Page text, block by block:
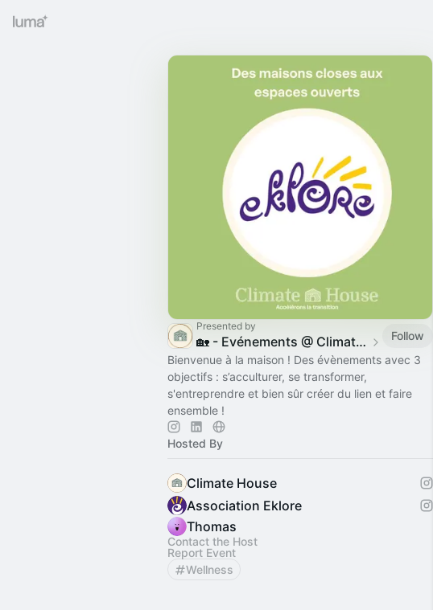
Presented by
🏡 - Evénements @ Climate House
Follow
Bienvenue à la maison ! Des évènements avec 3
objectifs : s’acculturer, se transformer,
s'entreprendre et bien sûr créer du lien et faire
ensemble !
Hosted By
Climate House
Association Eklore
Thomas
Contact the Host
Report Event
Wellness